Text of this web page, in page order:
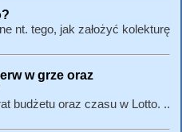
nt. tego, jak założyć kolekturę
w grze oraz
budżetu oraz czasu w Lotto. ..